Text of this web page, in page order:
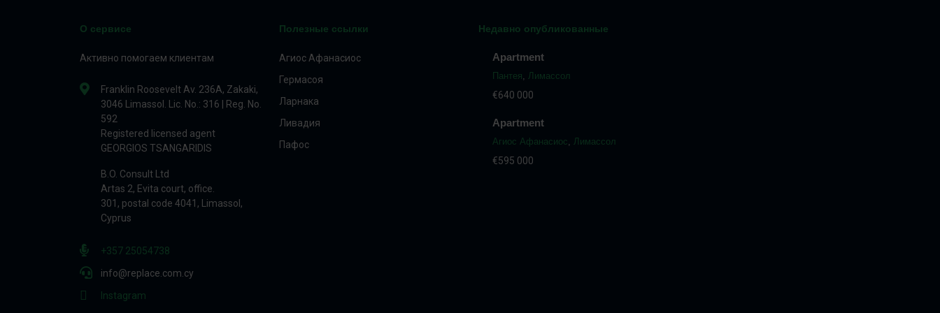
О сервисе
Активно помогаем клиентам
Franklin Roosevelt Av. 236A, Zakaki,
3046 Limassol. Lic. No.: 316 | Reg. No.
592
Registered licensed agent
GEORGIOS TSANGARIDIS
B.O. Consult Ltd
Artas 2, Evita court, office.
301, postal code 4041, Limassol,
Cyprus
+357 25054738
info@replace.com.cy
Instagram
Полезные ссылки
Агиос Афанасиос
Гермасоя
Ларнака
Ливадия
Пафос
Недавно опубликованные
Apartment
Пантея, Лимассол
€640 000
Apartment
Агиос Афанасиос, Лимассол
€595 000